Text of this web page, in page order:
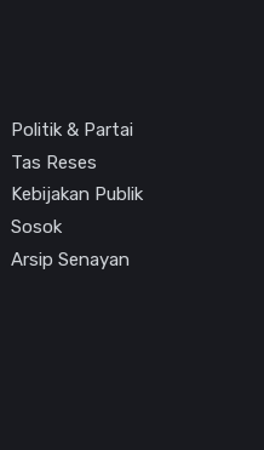
Politik & Partai
Tas Reses
Kebijakan Publik
Sosok
Arsip Senayan